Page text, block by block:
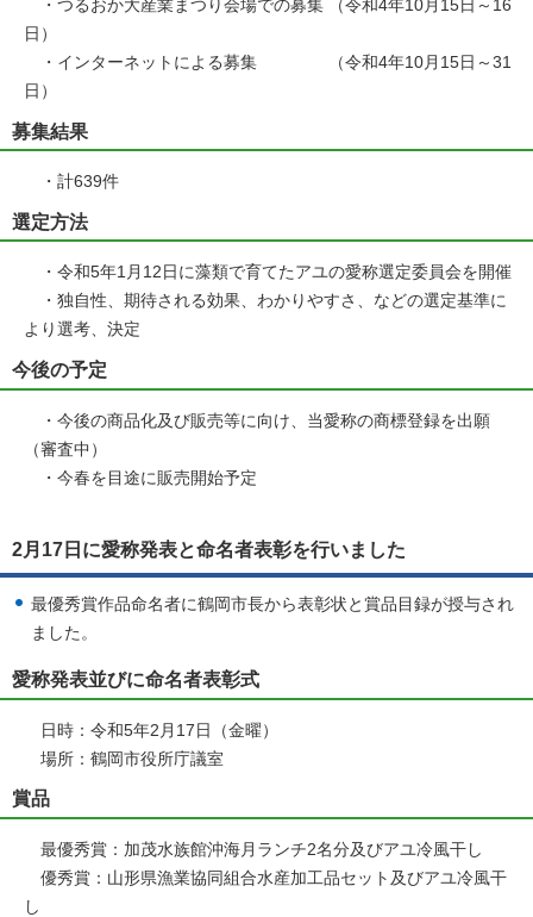
・つるおか大産業まつり会場での募集 （令和4年10月15日～16
日）
・インターネットによる募集 （令和4年10月15日～31
日）
募集結果
・計639件
選定方法
・令和5年1月12日に藻類で育てたアユの愛称選定委員会を開催
・独自性、期待される効果、わかりやすさ、などの選定基準に
より選考、決定
今後の予定
・今後の商品化及び販売等に向け、当愛称の商標登録を出願
（審査中）
・今春を目途に販売開始予定
2月17日に愛称発表と命名者表彰を行いました
最優秀賞作品命名者に鶴岡市長から表彰状と賞品目録が授与され
ました。
愛称発表並びに命名者表彰式
日時：令和5年2月17日（金曜）
場所：鶴岡市役所庁議室
賞品
最優秀賞：加茂水族館沖海月ランチ2名分及びアユ冷風干し
優秀賞：山形県漁業協同組合水産加工品セット及びアユ冷風干
し